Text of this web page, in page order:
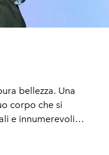
bellezza. Una
corpo che si
e innumerevoli